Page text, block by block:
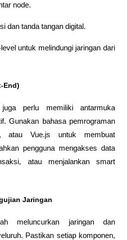
node.
dan tanda tangan digital.
untuk melindungi jaringan dari
End)
perlu memiliki antarmuka
Gunakan bahasa pemrograman
atau Vue.js untuk membuat
pengguna mengakses data
atau menjalankan smart
Jaringan
meluncurkan jaringan dan
Pastikan setiap komponen,